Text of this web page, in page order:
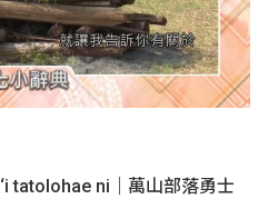
tatolohae ni｜萬山部落勇士